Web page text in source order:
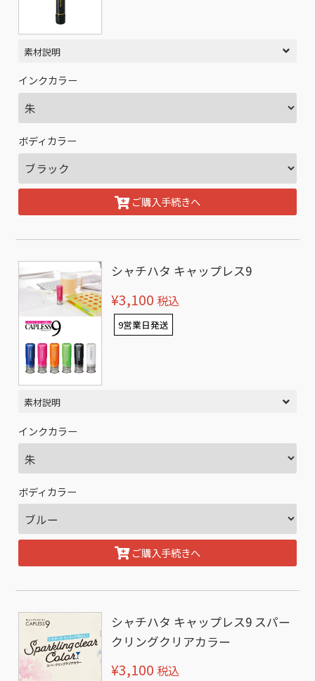
素材説明
インクカラー
ボディカラー
ご購入手続きへ
シャチハタ キャップレス9
¥3,100 税込
9営業日発送
素材説明
インクカラー
ボディカラー
ご購入手続きへ
シャチハタ キャップレス9 スパー
クリングクリアカラー
¥3,100 税込